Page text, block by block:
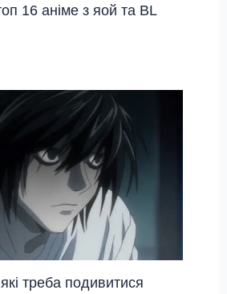
16 аніме з яой та BL
треба подивитися